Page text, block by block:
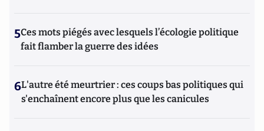
5Ces mots piégés avec lesquels l’écologie politique
fait flamber la guerre des idées
6L'autre été meurtrier : ces coups bas politiques qui
s'enchaînent encore plus que les canicules